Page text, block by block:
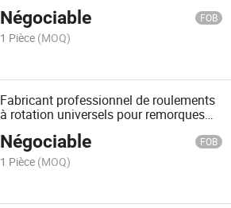
16L/400
Négociable FOB
1 Pièce (MOQ)
Fabricant professionnel de roulements
à rotation universels pour remorques
16L/400
Négociable FOB
1 Pièce (MOQ)